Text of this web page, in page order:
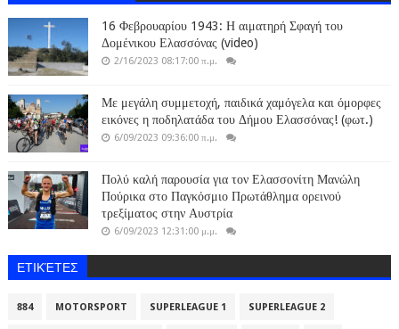
16 Φεβρουαρίου 1943: Η αιματηρή Σφαγή του
Δομένικου Ελασσόνας (video)
2/16/2023 08:17:00 π.μ.
Με μεγάλη συμμετοχή, παιδικά χαμόγελα και όμορφες
εικόνες η ποδηλατάδα του Δήμου Ελασσόνας! (φωτ.)
6/09/2023 09:36:00 π.μ.
Πολύ καλή παρουσία για τον Ελασσονίτη Μανώλη
Πούρικα στο Παγκόσμιο Πρωτάθλημα ορεινού
τρεξίματος στην Αυστρία
6/09/2023 12:31:00 μ.μ.
ΕΤΙΚΈΤΕΣ
884 MOTORSPORT SUPERLEAGUE 1 SUPERLEAGUE 2